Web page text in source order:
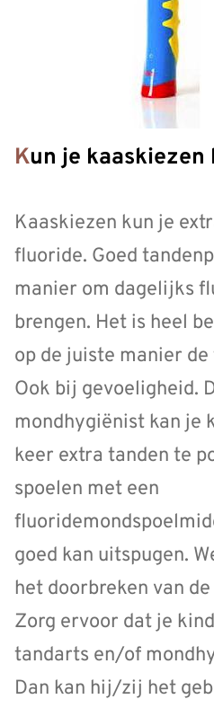
Kun je
Kaaskiezen kun je
fluoride. Goed
manier om dagelijks
brengen. Het is heel
op de juiste manier
Ook bij gevoeligheid.
mondhygiënist kan je
keer extra tanden te
spoelen met een
goed kan uitspugen.
het doorbreken van
Zorg ervoor dat je
tandarts en/of
Dan kan hij/zij het